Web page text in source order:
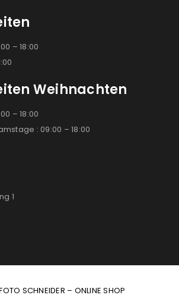
– 18:00
Weihnachten
– 18:00
: 09:00 – 18:00
1
SCHNEIDER – ONLINE SHOP